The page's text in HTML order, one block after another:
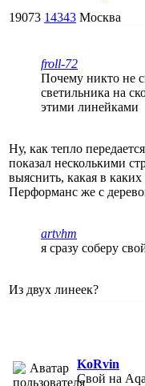
19073 14343 Москва
froll-72
Почему никто не
светильника на
этими линейками
Ну, как тепло
показал несколькими
выяснить, какая в
Перформанс же с
artvhm
я сразу соберу
Из двух линеек?
KoRvin
Свой на